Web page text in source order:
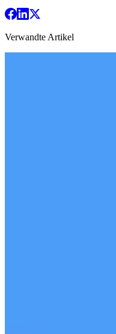
Verwandte Artikel